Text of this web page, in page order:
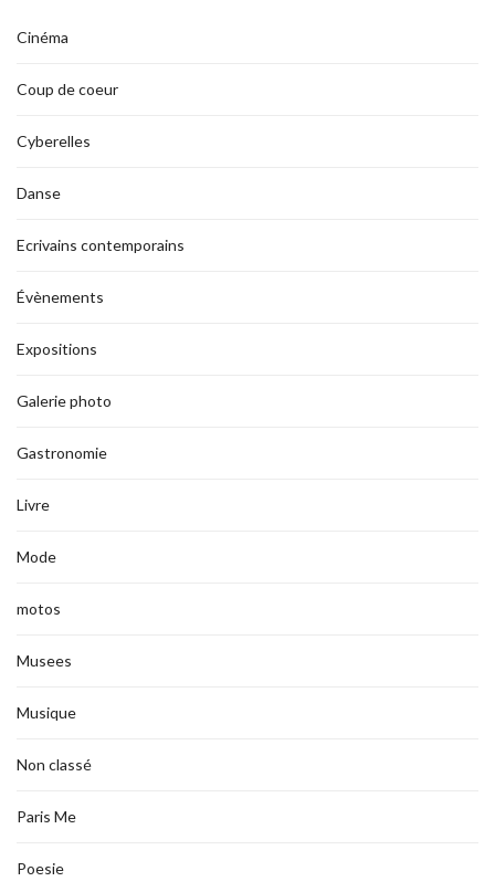
Cinéma
Coup de coeur
Cyberelles
Danse
Ecrivains contemporains
Évènements
Expositions
Galerie photo
Gastronomie
Livre
Mode
motos
Musees
Musique
Non classé
Paris Me
Poesie